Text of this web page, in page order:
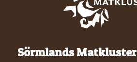
Sörmlands Matkluster